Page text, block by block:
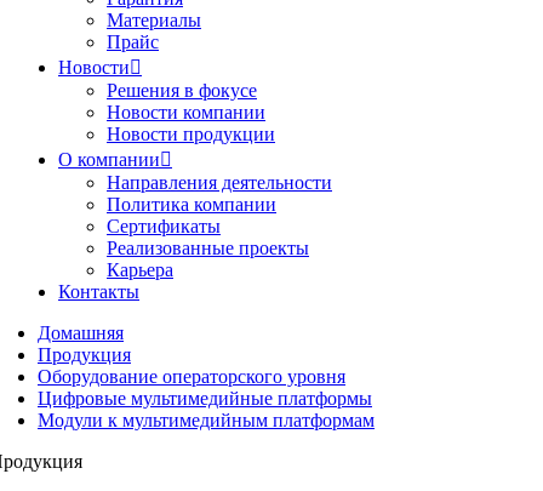
Материалы
Прайс
Новости
Решения в фокусе
Новости компании
Новости продукции
О компании
Направления деятельности
Политика компании
Сертификаты
Реализованные проекты
Карьера
Контакты
Домашняя
Продукция
Оборудование операторского уровня
Цифровые мультимедийные платформы
Модули к мультимедийным платформам